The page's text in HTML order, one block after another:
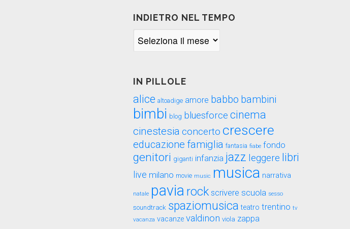
INDIETRO NEL TEMPO
Indietro
IN PILLOLE
alice altoadige amore babbo bambini
bimbi blog bluesforce cinema
cinestesia concerto crescere
educazione famiglia fantasia fiabe fondo
genitori giganti infanzia jazz leggere libri
live milano movie music musica narrativa
natale pavia rock scrivere scuola sesso
soundtrack spaziomusica teatro trentino tv
vacanza vacanze valdinon viola zappa